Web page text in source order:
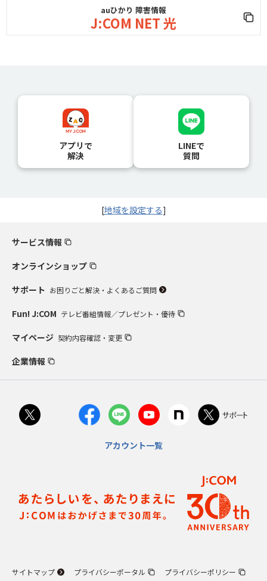
auひかり 障害情報
J:COM NET 光
アプリで
解決
LINEで
質問
[地域を設定する]
サービス情報
オンラインショップ
サポート お困りごと解決・よくあるご質問
Fun! J:COM テレビ番組情報／プレゼント・優待
マイページ 契約内容確認・変更
企業情報
アカウント一覧
サイトマップ プライバシーポータル プライバシーポリシー